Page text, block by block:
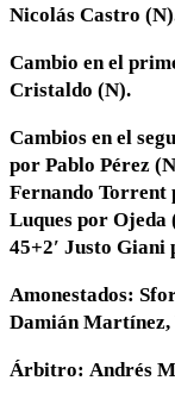
Nicolás Castro
Cambio en el
Cristaldo (N).
Cambios en el
por Pablo Pérez
Fernando Torrent
Luques por
45+2′ Justo Giani
Amonestados:
Damián Martínez,
Árbitro: Andrés